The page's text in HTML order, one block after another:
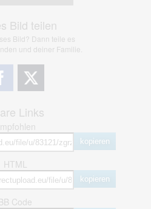
Bild teilen
Bild? Dann teile es
und deiner Familie.
Links
kopieren
HTML
kopieren
Code